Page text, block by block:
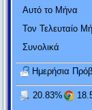
Αυτό το Μήνα
Τον Τελευταίο
Συνολικά
Ημερήσια
20.83%